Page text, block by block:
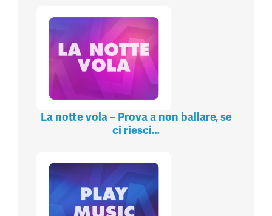
La notte vola – Prova a non ballare, se
ci riesci…